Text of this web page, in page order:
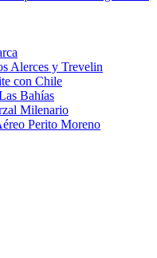
Alerces y Trevelin
con Chile
Bahías
Milenario
Perito Moreno